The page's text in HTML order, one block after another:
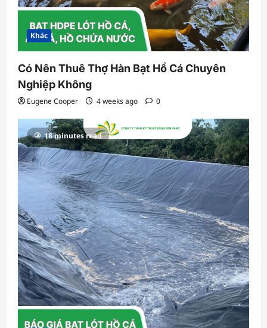
Khác
Có Nên Thuê Thợ Hàn Bạt Hồ Cá Chuyên
Nghiệp Không
Eugene Cooper 4 weeks ago 0
18 minutes read